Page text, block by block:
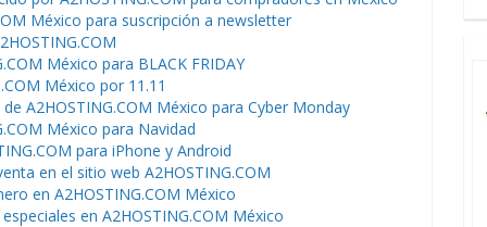
México para suscripción a newsletter
México para BLACK FRIDAY
México por 11.11
A2HOSTING.COM México para Cyber Monday
México para Navidad
para iPhone y Android
en el sitio web A2HOSTING.COM
en A2HOSTING.COM México
en A2HOSTING.COM México